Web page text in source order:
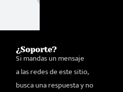
¿Soporte?
Si mandas un mensaje
a las redes de este sitio,
busca una respuesta y no